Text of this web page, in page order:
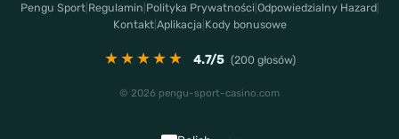
Pengu Sport| Regulamin Polityka Prywatności Odpowiedzialny Hazard|
Kontakt| Aplikacja Kody bonusowe
★★★★★ 4.7/5 (200 głosów)
© 2026 pengu-sport-casino.com